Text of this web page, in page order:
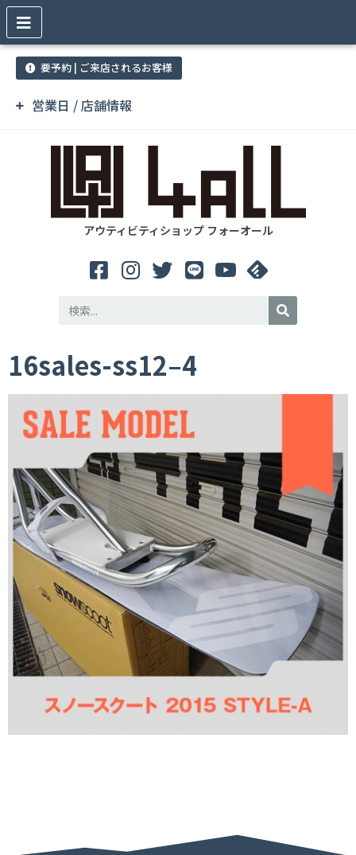
営業日 / 店舗情報
要予約 | ご来店されるお客様
アウティビティショップ フォーオール
16sales-ss12–4